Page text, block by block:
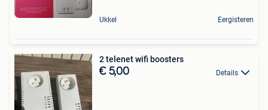
Ukkel Eergisteren
2 telenet wifi boosters
€ 5,00 Details